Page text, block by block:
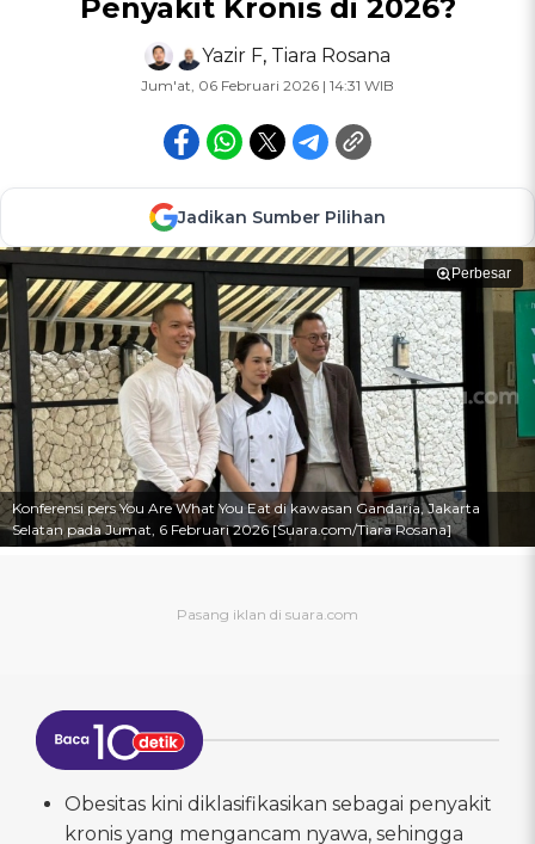
Penyakit Kronis di 2026?
Yazir F, Tiara Rosana
Jum'at, 06 Februari 2026 | 14:31 WIB
Jadikan Sumber Pilihan
Perbesar
Konferensi pers You Are What You Eat di kawasan Gandaria, Jakarta
Selatan pada Jumat, 6 Februari 2026 [Suara.com/Tiara Rosana]
Obesitas kini diklasifikasikan sebagai penyakit
kronis yang mengancam nyawa, sehingga